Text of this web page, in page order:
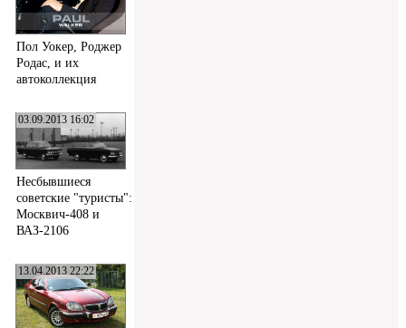
Пол Уокер, Роджер
Родас, и их
автоколлекция
03.09.2013 16:02
Несбывшиеся
советские "туристы":
Москвич-408 и
ВАЗ-2106
13.04.2013 22:22